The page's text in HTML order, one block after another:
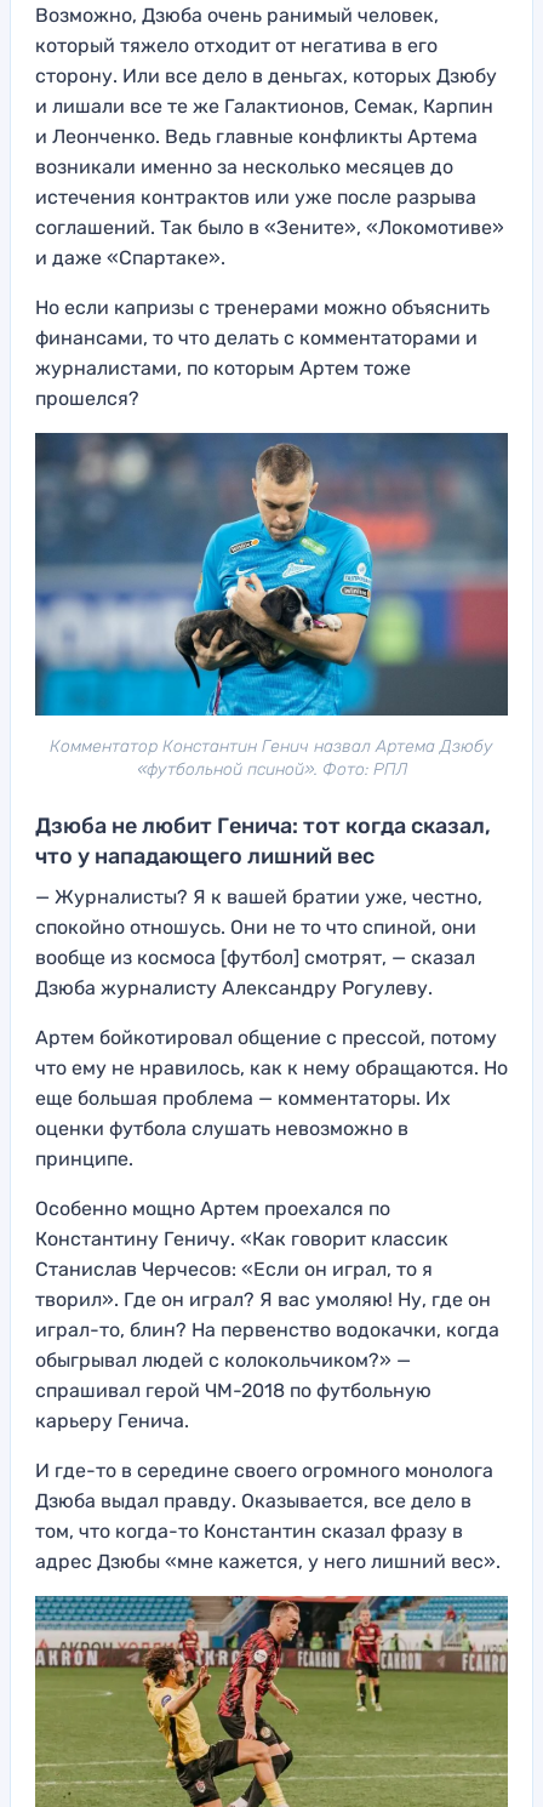
Возможно, Дзюба очень ранимый человек,
который тяжело отходит от негатива в его
сторону. Или все дело в деньгах, которых Дзюбу
и лишали все те же Галактионов, Семак, Карпин
и Леонченко. Ведь главные конфликты Артема
возникали именно за несколько месяцев до
истечения контрактов или уже после разрыва
соглашений. Так было в «Зените», «Локомотиве»
и даже «Спартаке».
Но если капризы с тренерами можно объяснить
финансами, то что делать с комментаторами и
журналистами, по которым Артем тоже
прошелся?
Комментатор Константин Генич назвал Артема Дзюбу
«футбольной псиной». Фото: РПЛ
Дзюба не любит Генича: тот когда сказал,
что у нападающего лишний вес
— Журналисты? Я к вашей братии уже, честно,
спокойно отношусь. Они не то что спиной, они
вообще из космоса [футбол] смотрят, — сказал
Дзюба журналисту Александру Рогулеву.
Артем бойкотировал общение с прессой, потому
что ему не нравилось, как к нему обращаются. Но
еще большая проблема — комментаторы. Их
оценки футбола слушать невозможно в
принципе.
Особенно мощно Артем проехался по
Константину Геничу. «Как говорит классик
Станислав Черчесов: «Если он играл, то я
творил». Где он играл? Я вас умоляю! Ну, где он
играл-то, блин? На первенство водокачки, когда
обыгрывал людей с колокольчиком?» —
спрашивал герой ЧМ-2018 по футбольную
карьеру Генича.
И где-то в середине своего огромного монолога
Дзюба выдал правду. Оказывается, все дело в
том, что когда-то Константин сказал фразу в
адрес Дзюбы «мне кажется, у него лишний вес».